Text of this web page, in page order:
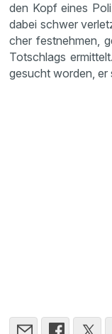
den Kopf eines
dabei schwer
cher festnehmen,
Totschlags
gesucht worden, er